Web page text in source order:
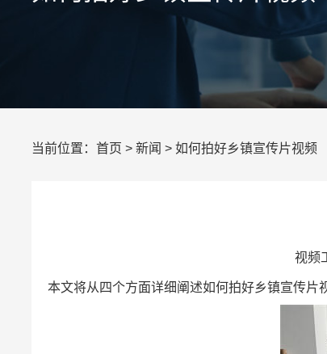
当前位置： 首页 > 新闻 > 如何拍好乡镇宣传片视频
视频
本文将从四个方面详细阐述如何拍好乡镇宣传片